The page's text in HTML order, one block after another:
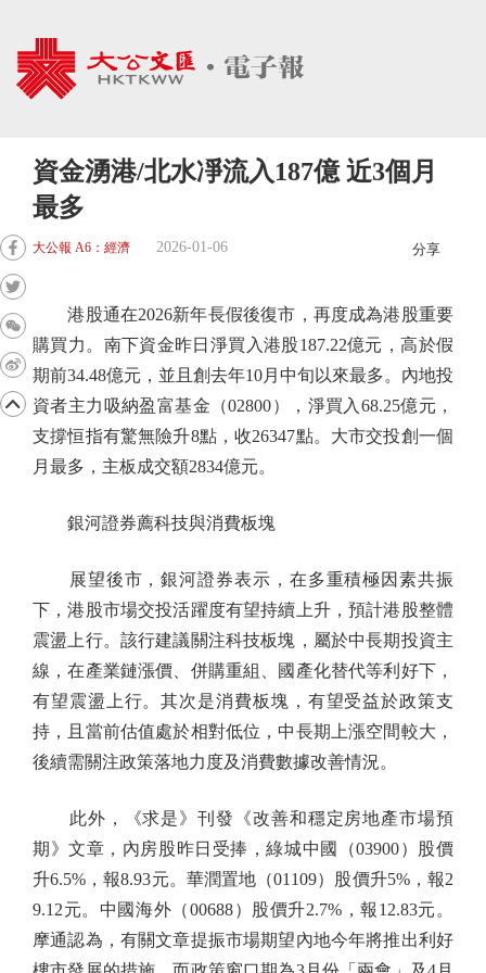
資金湧港/北水凈流入187億 近3個月
最多
大公報 A6：經濟 2026-01-06 分享
港股通在2026新年長假後復市，再度成為港股重要
購買力。南下資金昨日淨買入港股187.22億元，高於假
期前34.48億元，並且創去年10月中旬以來最多。內地投
資者主力吸納盈富基金（02800），淨買入68.25億元，
支撐恒指有驚無險升8點，收26347點。大市交投創一個
月最多，主板成交額2834億元。
銀河證券薦科技與消費板塊
展望後市，銀河證券表示，在多重積極因素共振
下，港股市場交投活躍度有望持續上升，預計港股整體
震盪上行。該行建議關注科技板塊，屬於中長期投資主
線，在產業鏈漲價、併購重組、國產化替代等利好下，
有望震盪上行。其次是消費板塊，有望受益於政策支
持，且當前估值處於相對低位，中長期上漲空間較大，
後續需關注政策落地力度及消費數據改善情況。
此外，《求是》刊發《改善和穩定房地產市場預
期》文章，內房股昨日受捧，綠城中國（03900）股價
升6.5%，報8.93元。華潤置地（01109）股價升5%，報2
9.12元。中國海外（00688）股價升2.7%，報12.83元。
摩通認為，有關文章提振市場期望內地今年將推出利好